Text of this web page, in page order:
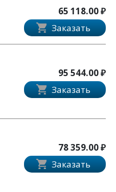
65 118.00 ₽
Заказать
95 544.00 ₽
Заказать
78 359.00 ₽
Заказать